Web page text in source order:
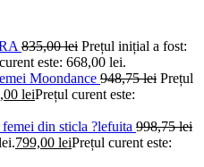
835,00lei Prețul inițial a fost:
este: 668,00 lei.
Moondance 948,75lei Prețul
leiPrețul curent este:
din sticla ?lefuita 998,75lei
799,00 leiPrețul curent este: